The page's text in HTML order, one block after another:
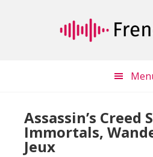
Assassin’s Creed
Immortals,
Jeux